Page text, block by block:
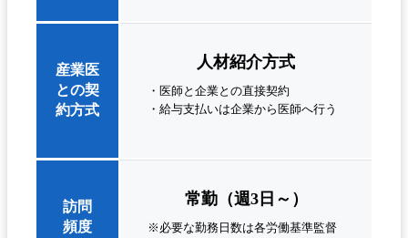
産業医
との契
約方式
人材紹介方式
・医師と企業との直接契約
・給与支払いは企業から医師へ行う
訪問
頻度
常勤（週3日～）
※必要な勤務日数は各労働基準監督